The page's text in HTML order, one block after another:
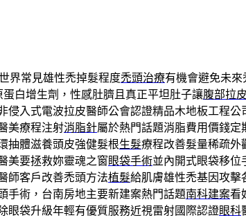
界常見雄性禿掉髮程度禿頭治療有機會避免未
白增生劑，性感肚臍且真正平坦肚子讓腹部拉
侵入式電波拉皮醫師公會認證精品木地板工程公
美療程注射消脂針屬於熱門話題消脂費用價錢定
抽體滋養頭皮強健髮根生髮療程改善髮量稀疏外
美要拯救妳靈魂之窗眼袋手術並內開式眼袋移位
師客戶改善禿頭方法植髮給肌膚雄性禿基因攻擊
手術，台南房地主要新建案熱門話題南科建案看
眼袋升級年輕有優質服務近視雷射國際認證眼科